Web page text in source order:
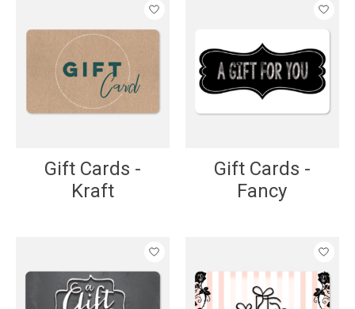
Gift Cards -
Kraft
Gift Cards -
Fancy